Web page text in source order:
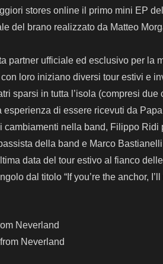
stores online il primo mini EP
del brano realizzato da Matteo
partner ufficiale ed esclusivo per la
con loro iniziano diversi tour estivi e
sparsi in tutta l’isola (compresi
di essere ricevuti da
cambiamenti nella band, Filippo Ridi
della band e Marco
data del tour estivo al fianco
dal titolo “If you’re the anchor,
Neverland
Neverland